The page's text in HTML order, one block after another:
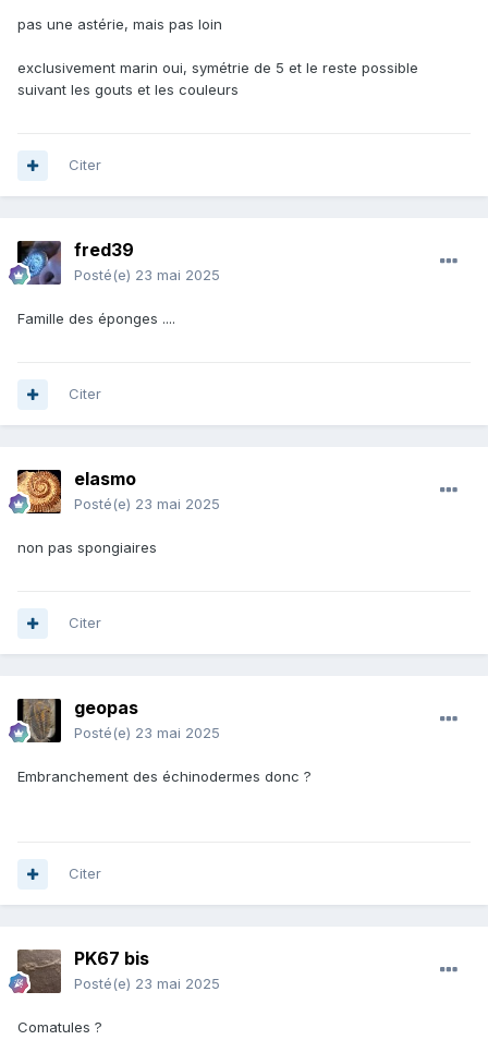
pas une astérie, mais pas loin
exclusivement marin oui, symétrie de 5 et le reste possible
suivant les gouts et les couleurs
Citer
fred39
Posté(e) 23 mai 2025
Famille des éponges ....
Citer
elasmo
Posté(e) 23 mai 2025
non pas spongiaires
Citer
geopas
Posté(e) 23 mai 2025
Embranchement des échinodermes donc ?
Citer
PK67 bis
Posté(e) 23 mai 2025
Comatules ?